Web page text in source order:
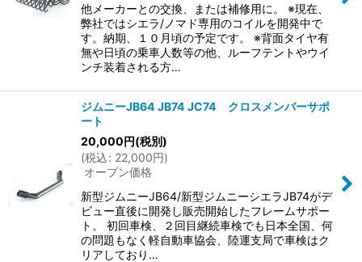
他メーカーとの交換、または補修用に。 ※現在、
弊社ではシエラ/ノマド専用のコイルを開発中で
す。納期、１０月頃の予定です。 ※背面タイヤ有
無や日頃の乗車人数等の他、ルーフテントやウイ
ンチ装着される方…
ジムニーJB64 JB74 JC74 クロスメンバーサポ
ート
20,000円(税別)
(税込: 22,000円)
オープン価格
新型ジムニーJB64/新型ジムニーシエラJB74がデ
ビュー直後に開発し販売開始したフレームサポー
ト。 初回車検、２回目継続車検でも日本全国、何
の問題もなく軽自動車協会、陸運支局で車検はク
リアしており…